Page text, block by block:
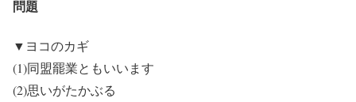
問題
▼ヨコのカギ
(1)同盟罷業ともいいます
(2)思いがたかぶる